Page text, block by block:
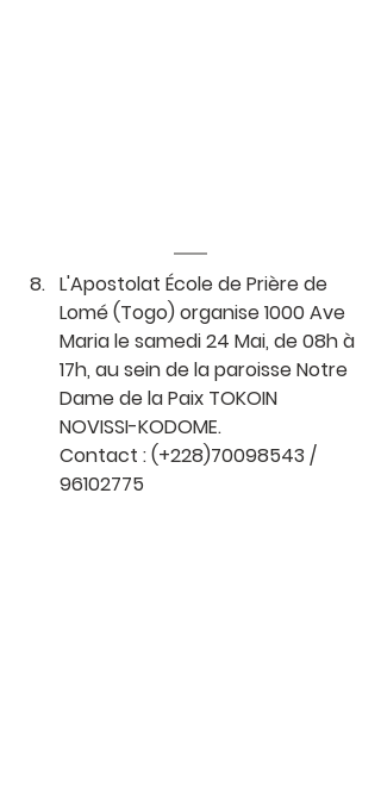
L'Apostolat École de Prière de
Lomé (Togo) organise 1000 Ave
Maria le samedi 24 Mai, de 08h à
17h, au sein de la paroisse Notre
Dame de la Paix TOKOIN
NOVISSI-KODOME.
Contact : (+228)70098543 /
96102775